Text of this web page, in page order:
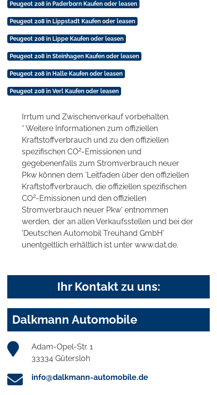
Peugeot 208 in Paderborn Kaufen oder leasen
Peugeot 208 in Lippstadt Kaufen oder leasen
Peugeot 208 in Lippe Kaufen oder leasen
Peugeot 208 in Steinhagen Kaufen oder leasen
Peugeot 208 in Halle Kaufen oder leasen
Peugeot 208 in Verl Kaufen oder leasen
Irrtum und Zwischenverkauf vorbehalten.
* Weitere Informationen zum offiziellen
Kraftstoffverbrauch und zu den offiziellen
spezifischen CO2-Emissionen und
gegebenenfalls zum Stromverbrauch neuer
Pkw können dem 'Leitfaden über den offiziellen
Kraftstoffverbrauch, die offiziellen spezifischen
CO2-Emissionen und den offiziellen
Stromverbrauch neuer Pkw' entnommen
werden, der an allen Verkaufsstellen und bei der
'Deutschen Automobil Treuhand GmbH'
unentgeltlich erhältlich ist unter www.dat.de.
Ihr Kontakt zu uns:
Dalkmann Automobile
Adam-Opel-Str. 1
33334 Gütersloh
info@dalkmann-automobile.de